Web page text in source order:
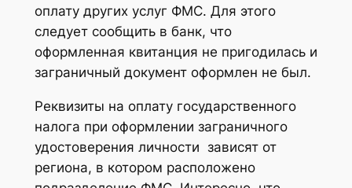
оплату других услуг ФМС. Для этого
следует сообщить в банк, что
оформленная квитанция не пригодилась и
заграничный документ оформлен не был.
Реквизиты на оплату государственного
налога при оформлении заграничного
удостоверения личности зависят от
региона, в котором расположено